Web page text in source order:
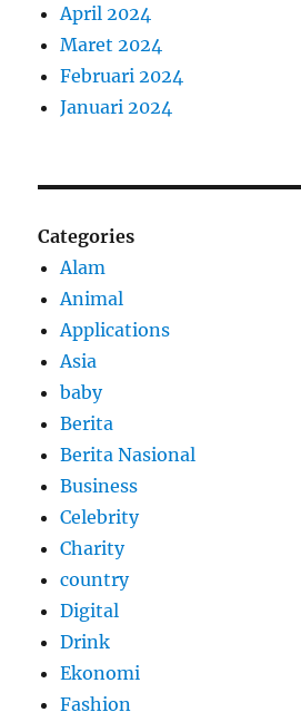
April 2024
Maret 2024
Februari 2024
Januari 2024
Categories
Alam
Animal
Applications
Asia
baby
Berita
Berita Nasional
Business
Celebrity
Charity
country
Digital
Drink
Ekonomi
Fashion